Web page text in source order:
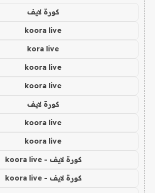
كورة لايف
koora live
kora live
koora live
koora live
كورة لايف
koora live
koora live
كورة لايف - koora live
كورة لايف - koora live